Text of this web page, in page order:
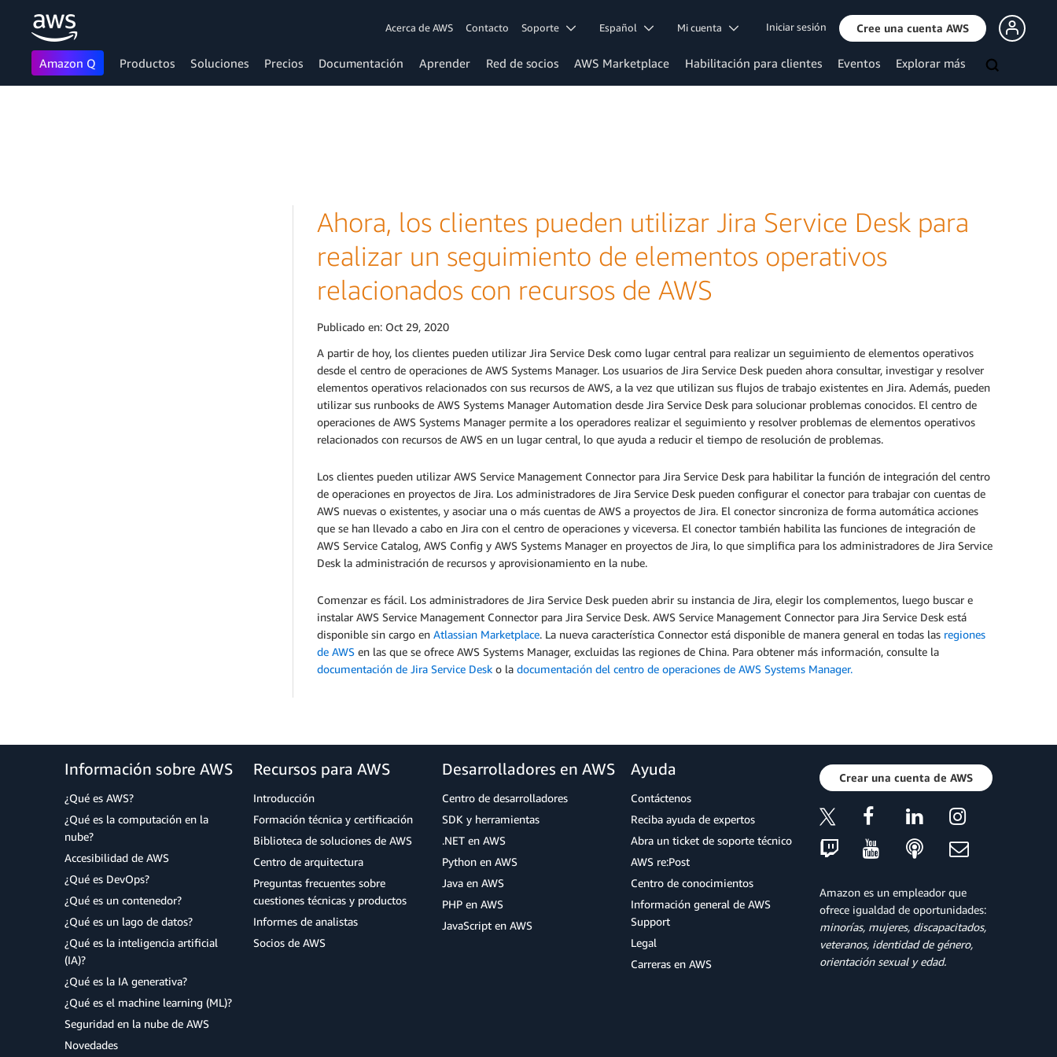
Acerca de AWS Contacto Soporte Español Mi cuenta Iniciar sesión Cree una cuenta AWS
Amazon Q Productos Soluciones Precios Documentación Aprender Red de socios AWS Marketplace Habilitación para clientes Eventos Explorar más
Ahora, los clientes pueden utilizar Jira Service Desk para
realizar un seguimiento de elementos operativos
relacionados con recursos de AWS
Publicado en: Oct 29, 2020
A partir de hoy, los clientes pueden utilizar Jira Service Desk como lugar central para realizar un seguimiento de elementos operativos
desde el centro de operaciones de AWS Systems Manager. Los usuarios de Jira Service Desk pueden ahora consultar, investigar y resolver
elementos operativos relacionados con sus recursos de AWS, a la vez que utilizan sus flujos de trabajo existentes en Jira. Además, pueden
utilizar sus runbooks de AWS Systems Manager Automation desde Jira Service Desk para solucionar problemas conocidos. El centro de
operaciones de AWS Systems Manager permite a los operadores realizar el seguimiento y resolver problemas de elementos operativos
relacionados con recursos de AWS en un lugar central, lo que ayuda a reducir el tiempo de resolución de problemas.
Los clientes pueden utilizar AWS Service Management Connector para Jira Service Desk para habilitar la función de integración del centro
de operaciones en proyectos de Jira. Los administradores de Jira Service Desk pueden configurar el conector para trabajar con cuentas de
AWS nuevas o existentes, y asociar una o más cuentas de AWS a proyectos de Jira. El conector sincroniza de forma automática acciones
que se han llevado a cabo en Jira con el centro de operaciones y viceversa. El conector también habilita las funciones de integración de
AWS Service Catalog, AWS Config y AWS Systems Manager en proyectos de Jira, lo que simplifica para los administradores de Jira Service
Desk la administración de recursos y aprovisionamiento en la nube.
Comenzar es fácil. Los administradores de Jira Service Desk pueden abrir su instancia de Jira, elegir los complementos, luego buscar e
instalar AWS Service Management Connector para Jira Service Desk. AWS Service Management Connector para Jira Service Desk está
disponible sin cargo en Atlassian Marketplace. La nueva característica Connector está disponible de manera general en todas las regiones
de AWS en las que se ofrece AWS Systems Manager, excluidas las regiones de China. Para obtener más información, consulte la
documentación de Jira Service Desk o la documentación del centro de operaciones de AWS Systems Manager.
Información sobre AWS
¿Qué es AWS?
¿Qué es la computación en la
nube?
Accesibilidad de AWS
¿Qué es DevOps?
¿Qué es un contenedor?
¿Qué es un lago de datos?
¿Qué es la inteligencia artificial
(IA)?
¿Qué es la IA generativa?
¿Qué es el machine learning (ML)?
Seguridad en la nube de AWS
Novedades
Recursos para AWS
Introducción
Formación técnica y certificación
Biblioteca de soluciones de AWS
Centro de arquitectura
Preguntas frecuentes sobre
cuestiones técnicas y productos
Informes de analistas
Socios de AWS
Desarrolladores en AWS
Centro de desarrolladores
SDK y herramientas
.NET en AWS
Python en AWS
Java en AWS
PHP en AWS
JavaScript en AWS
Ayuda
Contáctenos
Reciba ayuda de expertos
Abra un ticket de soporte técnico
AWS re:Post
Centro de conocimientos
Información general de AWS
Support
Legal
Carreras en AWS
Crear una cuenta de AWS
Amazon es un empleador que
ofrece igualdad de oportunidades:
minorías, mujeres, discapacitados,
veteranos, identidad de género,
orientación sexual y edad.